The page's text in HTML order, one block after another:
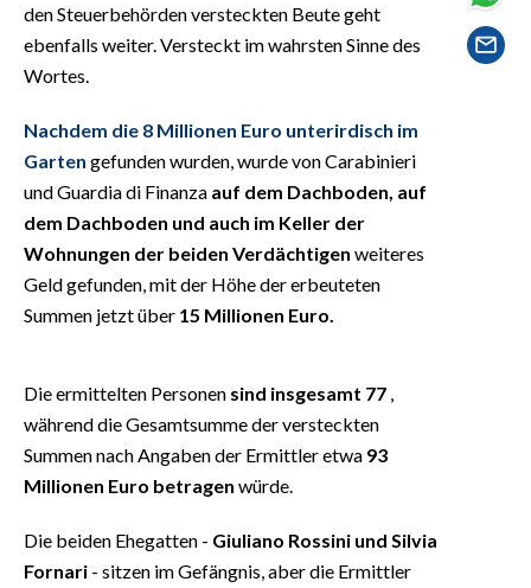
INFO AZIENDE
NECROLOGI
PUBBLICITÀ
den Steuerbehörden versteckten Beute geht
ebenfalls weiter. Versteckt im wahrsten Sinne des
Wortes.
Nachdem die 8 Millionen Euro unterirdisch im
Garten gefunden wurden, wurde von Carabinieri
und Guardia di Finanza auf dem Dachboden, auf
dem Dachboden und auch im Keller der
Wohnungen der beiden Verdächtigen weiteres
Geld gefunden, mit der Höhe der erbeuteten
Summen jetzt über 15 Millionen Euro.
Die ermittelten Personen sind insgesamt 77
während die Gesamtsumme der versteckten
Summen nach Angaben der Ermittler etwa 93
Millionen Euro betragen würde.
Die beiden Ehegatten - Giuliano Rossini und Silvia
Fornari - sitzen im Gefängnis, aber die Ermittler